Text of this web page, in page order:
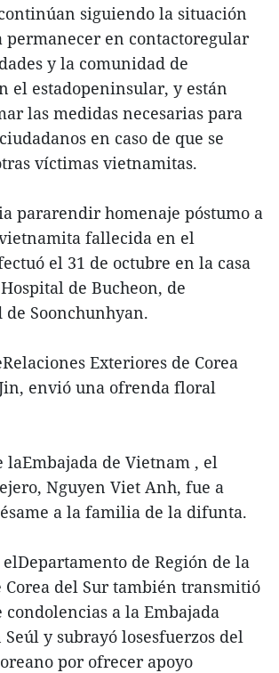
siguiendo la situación
permanecer en contactoregular
y la comunidad de
el estadopeninsular, y están
las medidas necesarias para
en caso de que se
víctimas vietnamitas.
pararendir homenaje póstumo a
fallecida en el
el 31 de octubre en la casa
de Bucheon, de
Soonchunhyan.
Exteriores de Corea
envió una ofrenda floral
laEmbajada de Vietnam , el
Nguyen Viet Anh, fue a
a la familia de la difunta.
de Región de la
Corea del Sur también transmitió
condolencias a la Embajada
y subrayó losesfuerzos del
por ofrecer apoyo